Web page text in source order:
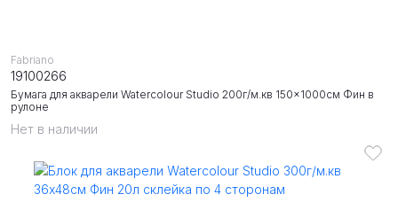
Нет в наличии
Бумага для акварели Watercolour Studio 200г/м.кв 150x1000см Фин в
рулоне
Fabriano
19100266